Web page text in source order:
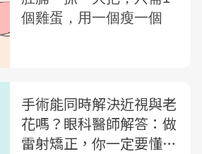
手術能同時解決近視與老
花嗎？眼科醫師解答：做
雷射矯正，你一定要懂的